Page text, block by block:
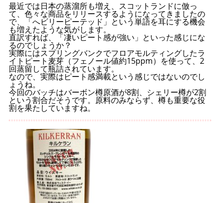
最近では日本の蒸溜所も増え、スコットランドに倣っ
て、色々な商品をリリースするようになってきましたの
で、「へビリーピーテッド」という単語を耳にする機会
も増えたような気がします。
直訳すれば、「凄いピート感が強い」といった感じにな
るのでしょうか？
実際にはスプリングバンクでフロアモルティングしたラ
イトピート麦芽（フェノール値約15ppm）を使って、2
回蒸留して瓶詰されています。
なので、実際はピート感満載という感じではないのでし
ょうね。
今回のバッチはバーボン樽原酒が8割、シェリー樽が2割
という割合だそうです。原料のみならず、樽も重要な役
割を果たしていますね。